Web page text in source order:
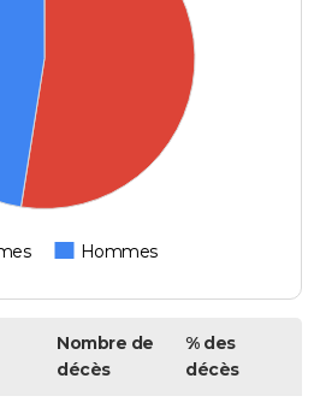
Hommes
Nombre de
décès
% des
décès